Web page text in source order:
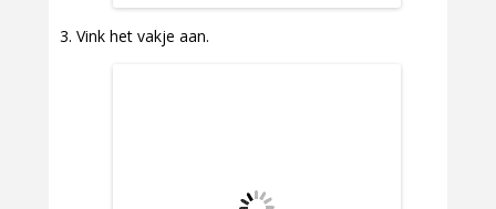
Vink het vakje aan.